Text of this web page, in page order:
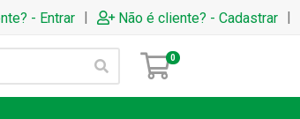
- Entrar | Não é cliente? - Cadastrar |
0